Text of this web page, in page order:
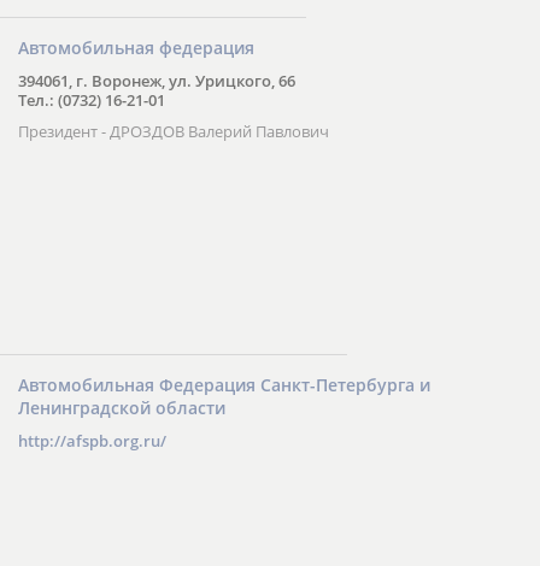
Автомобильная федерация
394061, г. Воронеж, ул. Урицкого, 66
Тел.: (0732) 16-21-01
Президент - ДРОЗДОВ Валерий Павлович
Автомобильная Федерация Санкт-Петербурга и
Ленинградской области
http://afspb.org.ru/